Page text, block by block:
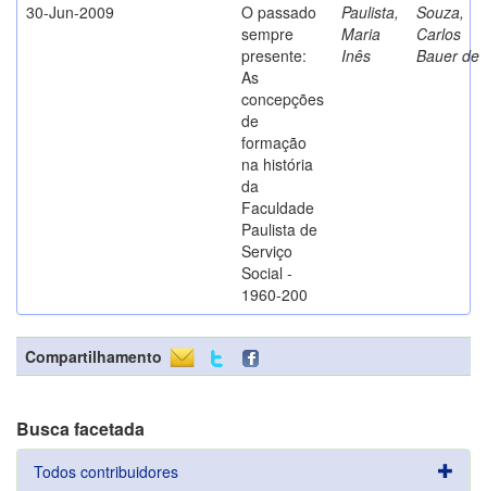
30-Jun-2009
O passado
sempre
presente:
As
concepções
de
formação
na história
da
Faculdade
Paulista de
Serviço
Social -
1960-200
Paulista,
Maria
Inês
Souza,
Carlos
Bauer de
Compartilhamento
Busca facetada
Todos contribuidores